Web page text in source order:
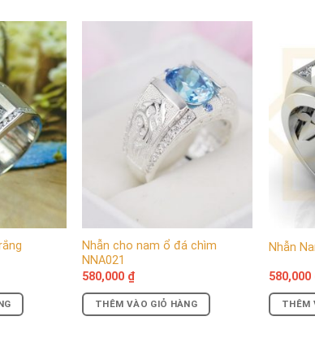
nam hình đầu rồng
đòi hỏi loại bạc được sử dụng
những hình thù theo ý muốn. Chính vì vậy, việc sử
bảo độ trắng sáng đáng kể cho mẫu
trang sức
nhiều chi tiết tỉ mỉ. Chính sự pha trộn những kim
Nhẫn cho nam ổ đá chìm
NNA021
580,000 ₫
THÊM VÀO GIỎ HÀNG
Nhẫn
580,000
THÊM